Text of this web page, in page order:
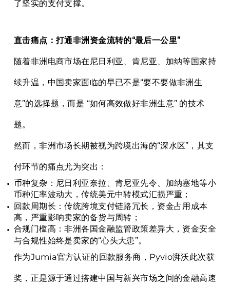
了坚实的支付支撑。
直击痛点：打通非洲资金流转的“最后一公里”
随着非洲电商市场在尼日利亚、肯尼亚、加纳等国家持
续升温，中国卖家面临的早已不是“要不要做非洲生
意”的选择题，而是 “如何高效做好非洲生意” 的技术
题。
然而，非洲市场长期被视为跨境出海的“深水区”，其支
付环节的痛点尤为突出：
币种复杂：尼日利亚奈拉、肯尼亚先令、 加纳塞地等小
币种汇率波动大，传统美元中转模式汇损严重；
回款周期长：传统跨境支付链路冗长，资金占用成本
高，严重影响卖家的备货与周转；
合规门槛高：非洲各国金融监管政策差异大，资金安全
与合规性始终是卖家的“心头大患”。
作为Jumia官方认证的回款服务商，Pyvio湃沃此次获
奖，正是源于通过搭建中国与新兴市场之间的金融高速